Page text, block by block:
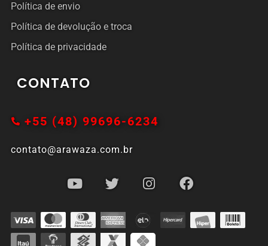
Política de envio
Política de devolução e troca
Política de privacidade
CONTATO
+55 (48) 99696-6234
contato@arawaza.com.br